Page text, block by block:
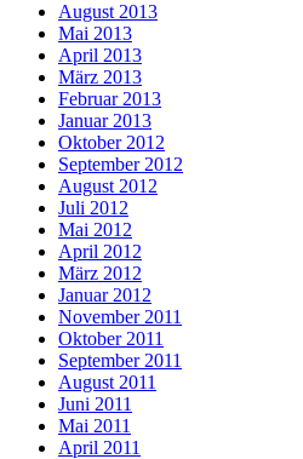
August 2013
Mai 2013
April 2013
März 2013
Februar 2013
Januar 2013
Oktober 2012
September 2012
August 2012
Juli 2012
Mai 2012
April 2012
März 2012
Januar 2012
November 2011
Oktober 2011
September 2011
August 2011
Juni 2011
Mai 2011
April 2011